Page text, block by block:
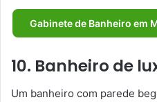
Gabinete de Banheiro em
10. Banheiro de
Um banheiro com parede